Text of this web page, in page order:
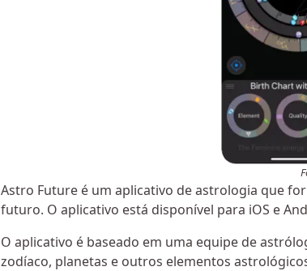
Astro Future é um aplicativo de astrologia que
futuro. O aplicativo está disponível para iOS e
O aplicativo é baseado em uma equipe de
zodíaco, planetas e outros elementos